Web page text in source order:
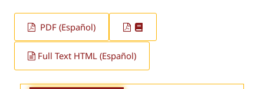
PDF (Español)
Full Text HTML (Español)